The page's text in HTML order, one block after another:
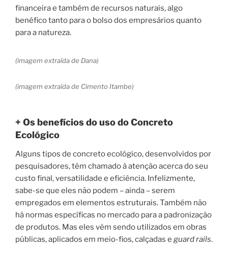
financeira e também de recursos naturais, algo
benéfico tanto para o bolso dos empresários quanto
para a natureza.
(imagem extraída de Dana)
(imagem extraída de Cimento Itambe)
+ Os benefícios do uso do Concreto
Ecológico
Alguns tipos de concreto ecológico, desenvolvidos por
pesquisadores, têm chamado à atenção acerca do seu
custo final, versatilidade e eficiência. Infelizmente,
sabe-se que eles não podem – ainda – serem
empregados em elementos estruturais. Também não
há normas específicas no mercado para a padronização
de produtos. Mas eles vêm sendo utilizados em obras
públicas, aplicados em meio-fios, calçadas e guard rails.